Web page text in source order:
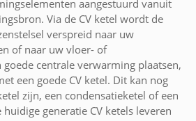
aangestuurd vanuit
Via de CV ketel wordt de
verspreid naar uw
of naar uw vloer- of
centrale verwarming plaatsen,
een goede CV ketel. Dit kan nog
zijn, een condensatieketel of een
generatie CV ketels leveren